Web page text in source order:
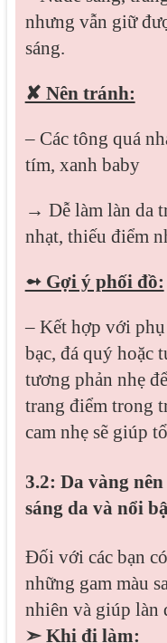
nhưng vẫn giữ
sáng.
✘ Nên tránh:
– Các tông quá
tím, xanh baby
→ Dễ làm làn da
nhạt, thiếu điểm
➻ Gợi ý phối đồ:
– Kết hợp với
bạc, đá quý hoặc
tương phản nhẹ
trang điểm trong
cam nhẹ sẽ giúp
3.2: Da vàng
sáng da và nổi
Đối với các bạn
những gam màu
nhiên và giúp làn
➣ Khi đi làm: